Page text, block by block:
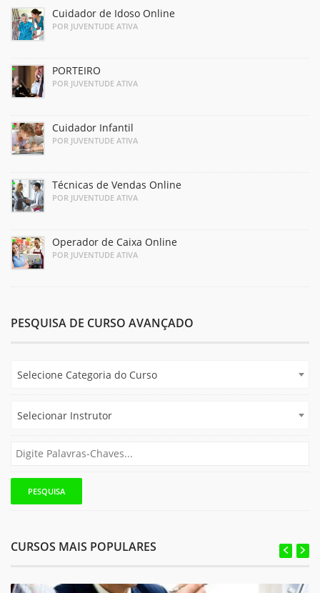
Cuidador de Idoso Online
POR JUVENTUDE ATIVA
PORTEIRO
POR JUVENTUDE ATIVA
Cuidador Infantil
POR JUVENTUDE ATIVA
Técnicas de Vendas Online
POR JUVENTUDE ATIVA
Operador de Caixa Online
POR JUVENTUDE ATIVA
PESQUISA DE CURSO AVANÇADO
Selecione Categoria do Curso
Selecionar Instrutor
CURSOS MAIS POPULARES